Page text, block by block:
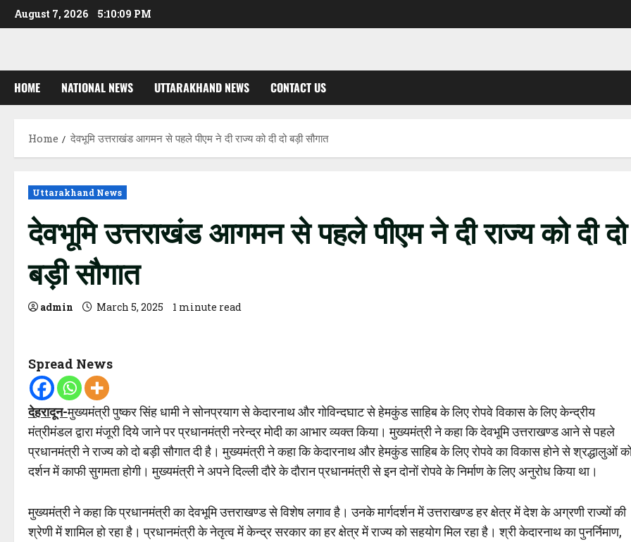
Skip
to
August 7, 2026 5:10:10 PM
HOME NATIONAL NEWS UTTARAKHAND NEWS CONTACT US
Home देवभूमि उत्तराखंड आगमन से पहले पीएम ने दी राज्य को दी दो बड़ी सौगात
Uttarakhand News
देवभूमि उत्तराखंड आगमन से पहले पीएम ने दी राज्य को दी दो
बड़ी सौगात
admin March 5, 2025 1 minute read
Spread News
देहरादून-मुख्यमंत्री पुष्कर सिंह धामी ने सोनप्रयाग से केदारनाथ और गोविन्दघाट से हेमकुंड साहिब के लिए रोपवे विकास के लिए केन्द्रीय
मंत्रीमंडल द्वारा मंजूरी दिये जाने पर प्रधानमंत्री नरेन्द्र मोदी का आभार व्यक्त किया। मुख्यमंत्री ने कहा कि देवभूमि उत्तराखण्ड आने से पहले
प्रधानमंत्री ने राज्य को दो बड़ी सौगात दी है। मुख्यमंत्री ने कहा कि केदारनाथ और हेमकुंड साहिब के लिए रोपवे का विकास होने से श्रद्धालुओं
दर्शन में काफी सुगमता होगी। मुख्यमंत्री ने अपने दिल्ली दौरे के दौरान प्रधानमंत्री से इन दोनों रोपवे के निर्माण के लिए अनुरोध किया था।
मुख्यमंत्री ने कहा कि प्रधानमंत्री का देवभूमि उत्तराखण्ड से विशेष लगाव है। उनके मार्गदर्शन में उत्तराखण्ड हर क्षेत्र में देश के अग्रणी राज्यों की
श्रेणी में शामिल हो रहा है। प्रधानमंत्री के नेतृत्व में केन्द्र सरकार का हर क्षेत्र में राज्य को सहयोग मिल रहा है। श्री केदारनाथ का पुनर्निमाण,